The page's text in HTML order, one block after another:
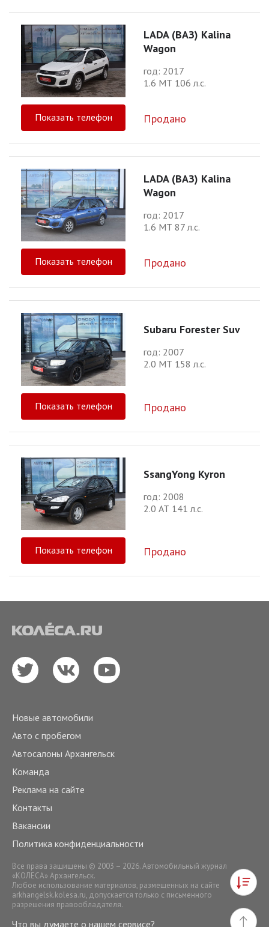
LADA (ВАЗ) Kalina
Wagon
год: 2017
1.6 МТ 106 л.с.
Показать телефон Продано
LADA (ВАЗ) Kalina
Wagon
год: 2017
1.6 МТ 87 л.с.
Показать телефон Продано
Subaru Forester Suv
год: 2007
2.0 МТ 158 л.с.
Показать телефон Продано
SsangYong Kyron
год: 2008
2.0 АТ 141 л.с.
Показать телефон Продано
Новые автомобили
Авто с пробегом
Автосалоны Архангельск
Команда
Реклама на сайте
Контакты
Вакансии
Политика конфиденциальности
Все права защищены © 2003 – 2026. Автомобильный журнал
«КОЛЕСА» Архангельск.
Любое использование материалов, размещенных на сайте
arkhangelsk.kolesa.ru, допускается только с письменного
разрешения правообладателя.
Что вы думаете о нашем сервисе?